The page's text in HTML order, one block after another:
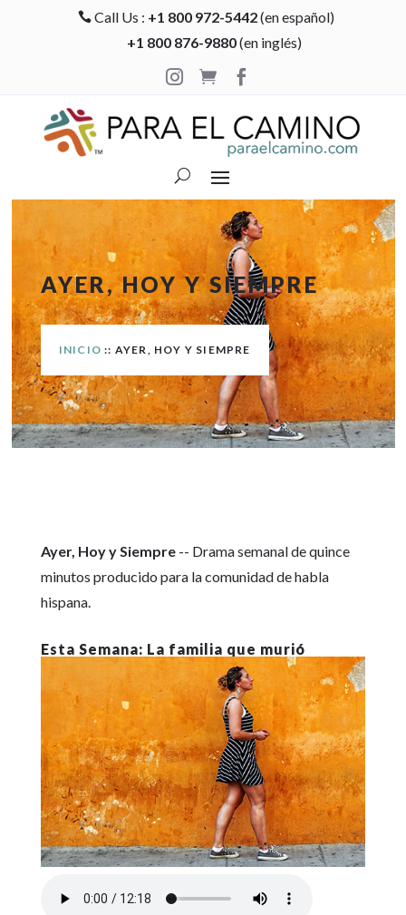
 Call Us : +1 800 972-5442(en español)
+1 800 876-9880(en inglés)

 
AYER, HOY Y SIEMPRE
INICIO :: AYER, HOY Y SIEMPRE
Ayer, Hoy y Siempre-- Drama semanal de quince
minutos producido para la comunidad de habla
hispana.
La familia que murió